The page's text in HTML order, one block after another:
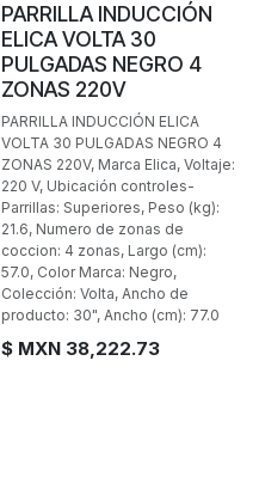
PARRILLA INDUCCIÓN
ELICA VOLTA 30
PULGADAS NEGRO 4
ZONAS 220V
PARRILLA INDUCCIÓN ELICA
VOLTA 30 PULGADAS NEGRO 4
ZONAS 220V, Marca Elica, Voltaje:
220 V, Ubicación controles-
Parrillas: Superiores, Peso (kg):
21.6, Numero de zonas de
coccion: 4 zonas, Largo (cm):
57.0, Color Marca: Negro,
Colección: Volta, Ancho de
producto: 30", Ancho (cm): 77.0
$ MXN 38,222.73